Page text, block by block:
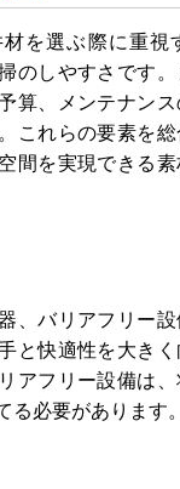
材を選ぶ際に重視
のしやすさです
算、メンテナン
これらの要素を
間を実現できる
、バリアフリー
と快適性を大き
アフリー設備は
る必要があります。